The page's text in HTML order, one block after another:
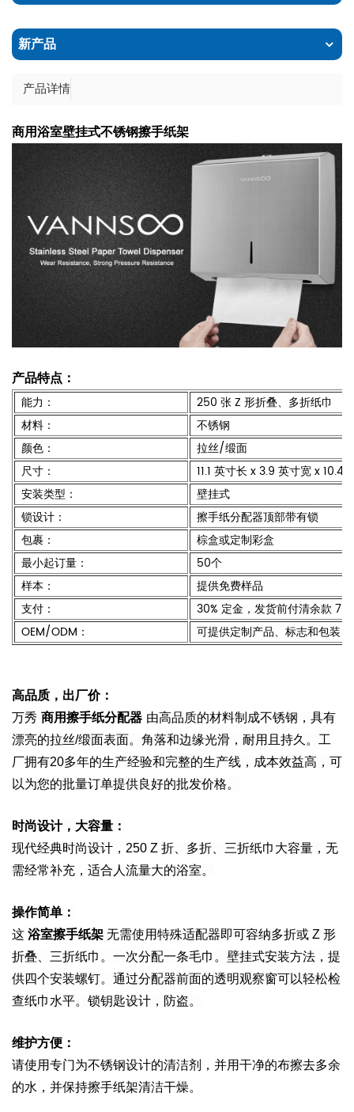
新产品
产品详情
商用浴室壁挂式不锈钢擦手纸架
产品特点：
能力：
250 张 Z 形折叠、多折纸巾
材料：
不锈钢
颜色：
拉丝/缎面
尺寸：
11.1 英寸长 x 3.9 英寸宽 x 10.4
安装类型：
壁挂式
锁设计：
擦手纸分配器顶部带有锁
包裹：
棕盒或定制彩盒
最小起订量：
50个
样本：
提供免费样品
支付：
30% 定金，发货前付清余款
OEM/ODM：
可提供定制产品、标志和包装
高品质，出厂价：
万秀 商用擦手纸分配器 由高品质的材料制成不锈钢，具有
漂亮的拉丝/缎面表面。角落和边缘光滑，耐用且持久。工
厂拥有20多年的生产经验和完整的生产线，成本效益高，可
以为您的批量订单提供良好的批发价格。
时尚设计，大容量：
现代经典时尚设计，250 Z 折、多折、三折纸巾大容量，无
需经常补充，适合人流量大的浴室。
操作简单：
这 浴室擦手纸架 无需使用特殊适配器即可容纳多折或 Z 形
折叠、三折纸巾。一次分配一条毛巾。壁挂式安装方法，提
供四个安装螺钉。通过分配器前面的透明观察窗可以轻松检
查纸巾水平。锁钥匙设计，防盗。
维护方便：
请使用专门为不锈钢设计的清洁剂，并用干净的布擦去多余
的水，并保持擦手纸架清洁干燥。